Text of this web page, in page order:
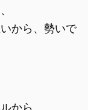
から、勢いで
から